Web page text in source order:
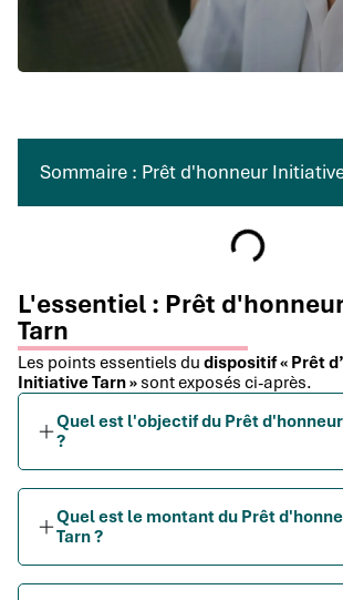
Sommaire : Prêt d'honneur
L'essentiel : Prêt
Tarn
Les points essentiels du dispositif « Prêt
Initiative Tarn » sont exposés ci-après.
Quel est l'objectif du Prêt
?
Quel est le montant du Prêt
Tarn ?